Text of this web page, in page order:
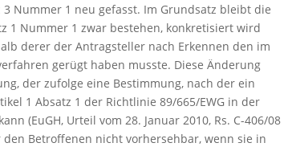
Nummer 1 neu gefasst. Im Grundsatz bleibt die
1 Nummer 1 zwar bestehen, konkretisiert wird
derer der Antragsteller nach Erkennen den im
gerügt haben musste. Diese Änderung
der zufolge eine Bestimmung, nach der ein
1 Absatz 1 der Richtlinie 89/665/EWG in der
(EuGH, Urteil vom 28. Januar 2010, Rs. C-406/08
den Betroffenen nicht vorhersehbar, wenn sie in